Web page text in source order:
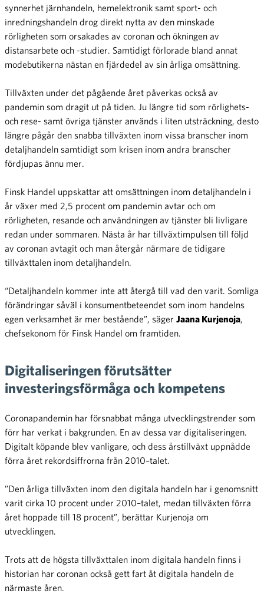
synnerhet järnhandeln, hemelektronik samt sport- och
inredningshandeln drog direkt nytta av den minskade
rörligheten som orsakades av coronan och ökningen av
distansarbete och -studier. Samtidigt förlorade bland annat
modebutikerna nästan en fjärdedel av sin årliga omsättning.
Tillväxten under det pågående året påverkas också av
pandemin som dragit ut på tiden. Ju längre tid som rörlighets-
och rese- samt övriga tjänster används i liten utsträckning, desto
längre pågår den snabba tillväxten inom vissa branscher inom
detaljhandeln samtidigt som krisen inom andra branscher
fördjupas ännu mer.
Finsk Handel uppskattar att omsättningen inom detaljhandeln i
år växer med 2,5 procent om pandemin avtar och om
rörligheten, resande och användningen av tjänster bli livligare
redan under sommaren. Nästa år har tillväxtimpulsen till följd
av coronan avtagit och man återgår närmare de tidigare
tillväxttalen inom detaljhandeln.
“Detaljhandeln kommer inte att återgå till vad den varit. Somliga
förändringar såväl i konsumentbeteendet som inom handelns
egen verksamhet är mer bestående”, säger Jaana Kurjenoja,
chefsekonom för Finsk Handel om framtiden.
Digitaliseringen förutsätter
investeringsförmåga och kompetens
Coronapandemin har försnabbat många utvecklingstrender som
förr har verkat i bakgrunden. En av dessa var digitaliseringen.
Digitalt köpande blev vanligare, och dess årstillväxt uppnådde
förra året rekordsiffrorna från 2010–talet.
”Den årliga tillväxten inom den digitala handeln har i genomsnitt
varit cirka 10 procent under 2010–talet, medan tillväxten förra
året hoppade till 18 procent”, berättar Kurjenoja om
utvecklingen.
Trots att de högsta tillväxttalen inom digitala handeln finns i
historian har coronan också gett fart åt digitala handeln de
närmaste åren.